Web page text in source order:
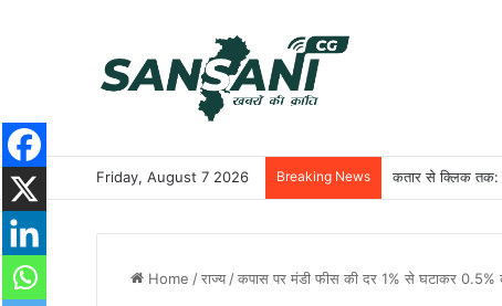
Friday, August 7 2026 Breaking News कतार से क्लिक तक:
Home /राज्य /कपास पर मंडी फीस की दर 1% से घटाकर 0.5%